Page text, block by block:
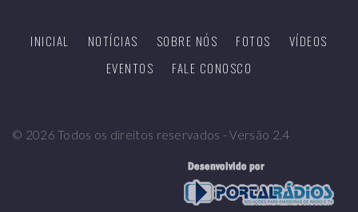
INICIAL NOTÍCIAS SOBRE NÓS FOTOS
VÍDEOS
EVENTOS
FALE CONOSCO
© 2026 Todos os direitos reservados - Versão 2.4